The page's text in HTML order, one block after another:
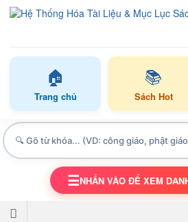
🏠
Trang chủ
📚
Sách Hot
☰NHẤN VÀO ĐỂ XEM